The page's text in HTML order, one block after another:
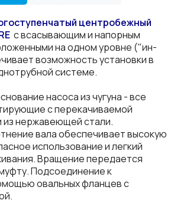
центробежный
с всасывающим и напорным
на одном уровне ("ин-
возможность установки в
системе.
насоса из чугуна - все
с перекачиваемой
нержавеющей стали.
вала обеспечивает высокую
использование и легкий
Вращение передается
Подсоединение к
овальных фланцев с